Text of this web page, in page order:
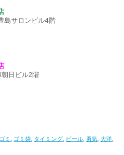
島サロンビル4階
日ビル2階
ゴミ , ゴミ袋, タイミング, ビール, 勇気,大洋,